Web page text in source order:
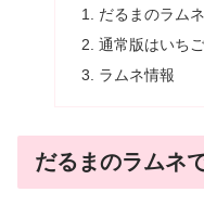
だるまのラム
通常版はいち
ラムネ情報
だるまのラムネ